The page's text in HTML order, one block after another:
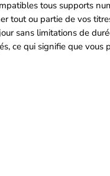
tous supports
tout ou partie de vos
sans limitations de
ce qui signifie que